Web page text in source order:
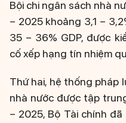
Bội chi ngân sách nhà
– 2025 khoảng 3,1 –
35 – 36% GDP, được
cố xếp hạng tín nhiệm
Thứ hai, hệ thống pháp
nhà nước được tập
– 2025, Bộ Tài chính